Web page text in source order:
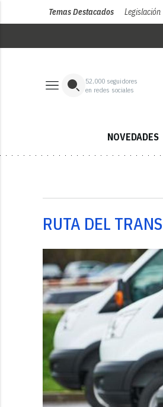
Temas Destacados Legislación
52,000 seguidores
en redes sociales
NOVEDADES
RUTA DEL